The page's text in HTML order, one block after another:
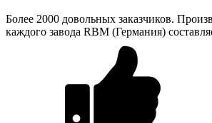
Более 2000 довольных заказчиков.
каждого завода RBM (Германия)